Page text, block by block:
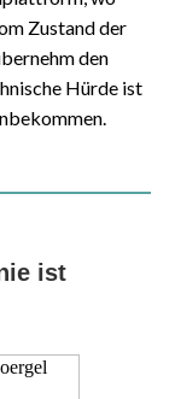
Zustand der
den
Hürde ist
ist